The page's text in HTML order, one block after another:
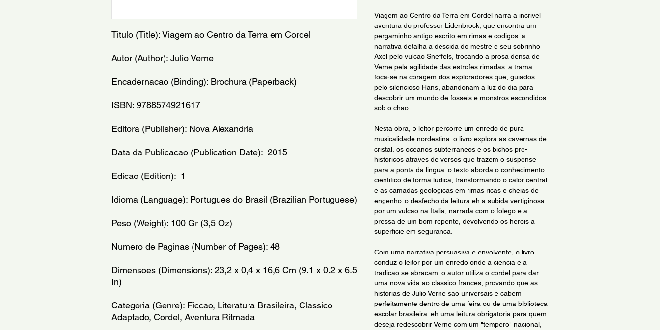
Titulo (Title): Viagem ao Centro da Terra em Cordel
Autor (Author): Julio Verne
Encadernacao (Binding): Brochura (Paperback)
ISBN: 9788574921617
Editora (Publisher): Nova Alexandria
Data da Publicacao (Publication Date):  2015
Edicao (Edition):  1
Idioma (Language): Portugues do Brasil (Brazilian Portuguese)
Peso (Weight): 100 Gr (3,5 Oz)
Numero de Paginas (Number of Pages): 48
Dimensoes (Dimensions): 23,2 x 0,4 x 16,6 Cm (9.1 x 0.2 x 6.5
In)
Categoria (Genre): Ficcao, Literatura Brasileira, Classico
Adaptado, Cordel, Aventura Ritmada
Viagem ao Centro da Terra em Cordel narra a incrivel
aventura do professor Lidenbrock, que encontra um
pergaminho antigo escrito em rimas e codigos. a
narrativa detalha a descida do mestre e seu sobrinho
Axel pelo vulcao Sneffels, trocando a prosa densa de
Verne pela agilidade das estrofes rimadas. a trama
foca-se na coragem dos exploradores que, guiados
pelo silencioso Hans, abandonam a luz do dia para
descobrir um mundo de fosseis e monstros escondidos
sob o chao.
Nesta obra, o leitor percorre um enredo de pura
musicalidade nordestina. o livro explora as cavernas de
cristal, os oceanos subterraneos e os bichos pre-
historicos atraves de versos que trazem o suspense
para a ponta da lingua. o texto aborda o conhecimento
cientifico de forma ludica, transformando o calor central
e as camadas geologicas em rimas ricas e cheias de
engenho. o desfecho da leitura eh a subida vertiginosa
por um vulcao na Italia, narrada com o folego e a
pressa de um bom repente, devolvendo os herois a
superficie em seguranca.
Com uma narrativa persuasiva e envolvente, o livro
conduz o leitor por um enredo onde a ciencia e a
tradicao se abracam. o autor utiliza o cordel para dar
uma nova vida ao classico frances, provando que as
historias de Julio Verne sao universais e cabem
perfeitamente dentro de uma feira ou de uma biblioteca
escolar brasileira. eh uma leitura obrigatoria para quem
deseja redescobrir Verne com um "tempero" nacional,